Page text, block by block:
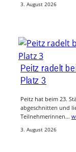
3. August 2026
Peitz radelt
Platz 3
Peitz hat beim 23.
abgeschnitten und
Teilnehmerinnen…
3. August 2026